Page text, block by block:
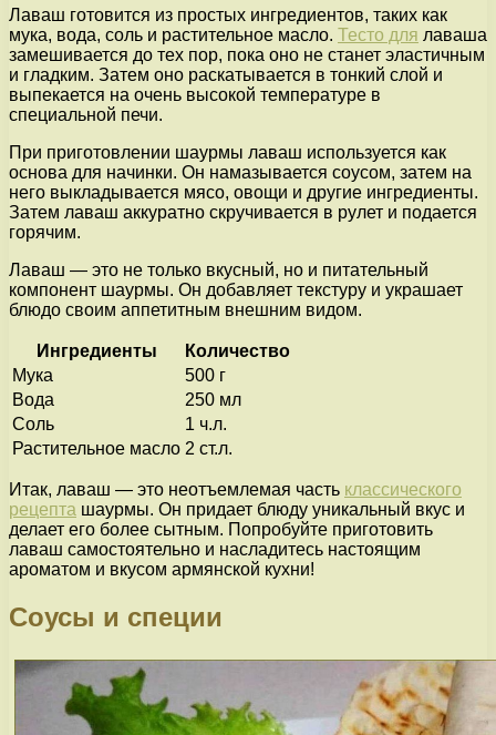
Лаваш готовится из простых ингредиентов, таких как
мука, вода, соль и растительное масло. Тесто для лаваша
замешивается до тех пор, пока оно не станет эластичным
и гладким. Затем оно раскатывается в тонкий слой и
выпекается на очень высокой температуре в
специальной печи.
При приготовлении шаурмы лаваш используется как
основа для начинки. Он намазывается соусом, затем на
него выкладывается мясо, овощи и другие ингредиенты.
Затем лаваш аккуратно скручивается в рулет и подается
горячим.
Лаваш — это не только вкусный, но и питательный
компонент шаурмы. Он добавляет текстуру и украшает
блюдо своим аппетитным внешним видом.
Ингредиенты
Количество
Мука
500 г
Вода
250 мл
Соль
1 ч.л.
Растительное масло 2 ст.л.
Итак, лаваш — это неотъемлемая часть классического
рецепта шаурмы. Он придает блюду уникальный вкус и
делает его более сытным. Попробуйте приготовить
лаваш самостоятельно и насладитесь настоящим
ароматом и вкусом армянской кухни!
Соусы и специи